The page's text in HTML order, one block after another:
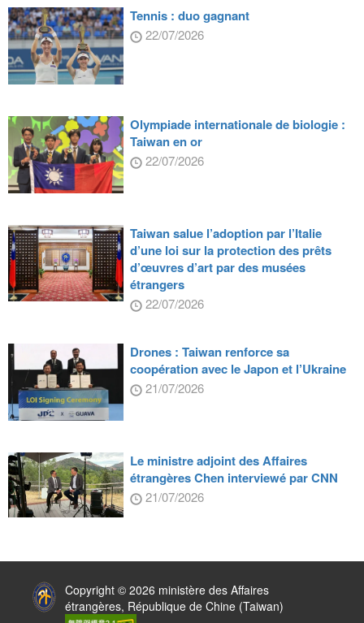
Tennis : duo gagnant
22/07/2026
Olympiade internationale de biologie :
Taiwan en or
22/07/2026
Taiwan salue l’adoption par l’Italie
d’une loi sur la protection des prêts
d’œuvres d’art par des musées
étrangers
22/07/2026
Drones : Taiwan renforce sa
coopération avec le Japon et l’Ukraine
21/07/2026
Le ministre adjoint des Affaires
étrangères Chen interviewé par CNN
21/07/2026
Copyright © 2026 ministère des Affaires
étrangères, République de Chine (Taiwan)